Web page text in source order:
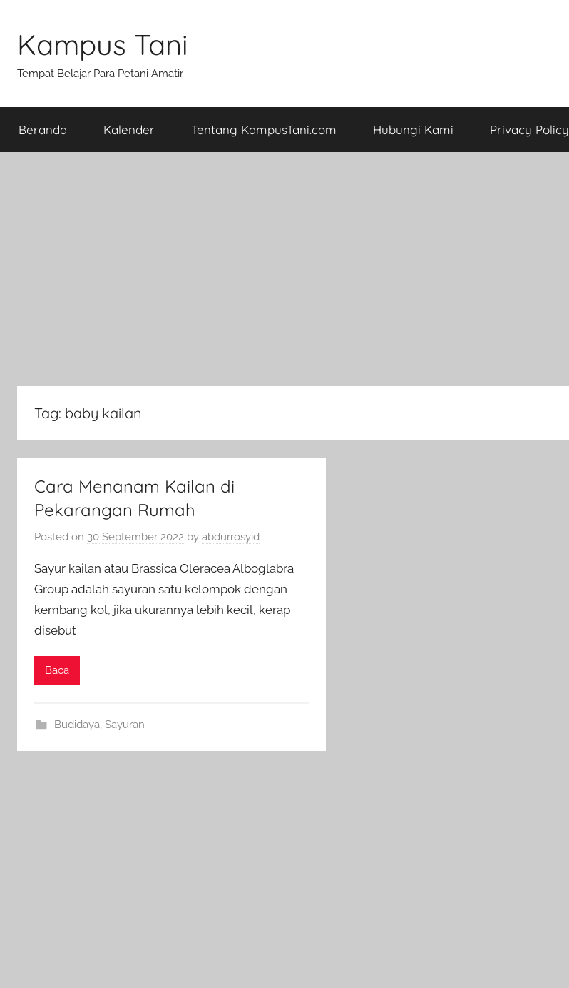
content
Kampus Tani
Tempat Belajar Para Petani Amatir
Beranda Kalender Tentang KampusTani.com Hubungi Kami Privacy Policy
Tag: baby kailan
Cara Menanam Kailan di
Pekarangan Rumah
Posted on 30 September 2022 by abdurrosyid
Sayur kailan atau Brassica Oleracea Alboglabra
Group adalah sayuran satu kelompok dengan
kembang kol, jika ukurannya lebih kecil, kerap
disebut
Baca
Budidaya, Sayuran